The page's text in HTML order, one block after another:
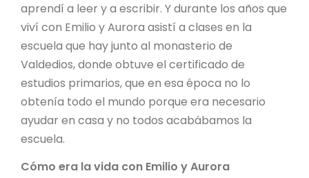
aprendí a leer y a escribir. Y durante los años que
viví con Emilio y Aurora asistí a clases en la
escuela que hay junto al monasterio de
Valdedios, donde obtuve el certificado de
estudios primarios, que en esa época no lo
obtenía todo el mundo porque era necesario
ayudar en casa y no todos acabábamos la
escuela.
Cómo era la vida con Emilio y Aurora